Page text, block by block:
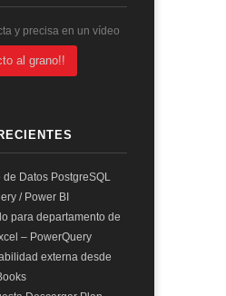
y precisa en un vídeo
al grano!!
Datos PostgreSQL
/ Power BI
para departamento de
– PowerQuery
externa desde